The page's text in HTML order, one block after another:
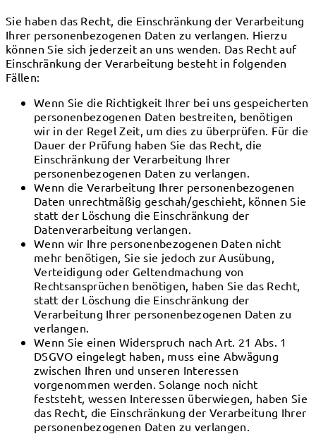
Sie haben das Recht, die Einschränkung der Verarbeitung
Ihrer personenbezogenen Daten zu verlangen. Hierzu
können Sie sich jederzeit an uns wenden. Das Recht auf
Einschränkung der Verarbeitung besteht in folgenden
Fällen:
Wenn Sie die Richtigkeit Ihrer bei uns gespeicherten
personenbezogenen Daten bestreiten, benötigen
wir in der Regel Zeit, um dies zu überprüfen. Für die
Dauer der Prüfung haben Sie das Recht, die
Einschränkung der Verarbeitung Ihrer
personenbezogenen Daten zu verlangen.
Wenn die Verarbeitung Ihrer personenbezogenen
Daten unrechtmäßig geschah/geschieht, können Sie
statt der Löschung die Einschränkung der
Datenverarbeitung verlangen.
Wenn wir Ihre personenbezogenen Daten nicht
mehr benötigen, Sie sie jedoch zur Ausübung,
Verteidigung oder Geltendmachung von
Rechtsansprüchen benötigen, haben Sie das Recht,
statt der Löschung die Einschränkung der
Verarbeitung Ihrer personenbezogenen Daten zu
verlangen.
Wenn Sie einen Widerspruch nach Art. 21 Abs. 1
DSGVO eingelegt haben, muss eine Abwägung
zwischen Ihren und unseren Interessen
vorgenommen werden. Solange noch nicht
feststeht, wessen Interessen überwiegen, haben Sie
das Recht, die Einschränkung der Verarbeitung Ihrer
personenbezogenen Daten zu verlangen.